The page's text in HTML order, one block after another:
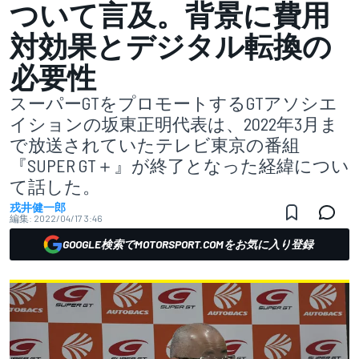
ついて言及。背景に費用
対効果とデジタル転換の
必要性
スーパーGTをプロモートするGTアソシエ
イションの坂東正明代表は、2022年3月ま
で放送されていたテレビ東京の番組
『SUPER GT＋』が終了となった経緯につい
て話した。
戎井健一郎
編集: 2022/04/17 3:46
GOOGLE検索でMOTORSPORT.COMをお気に入り登録